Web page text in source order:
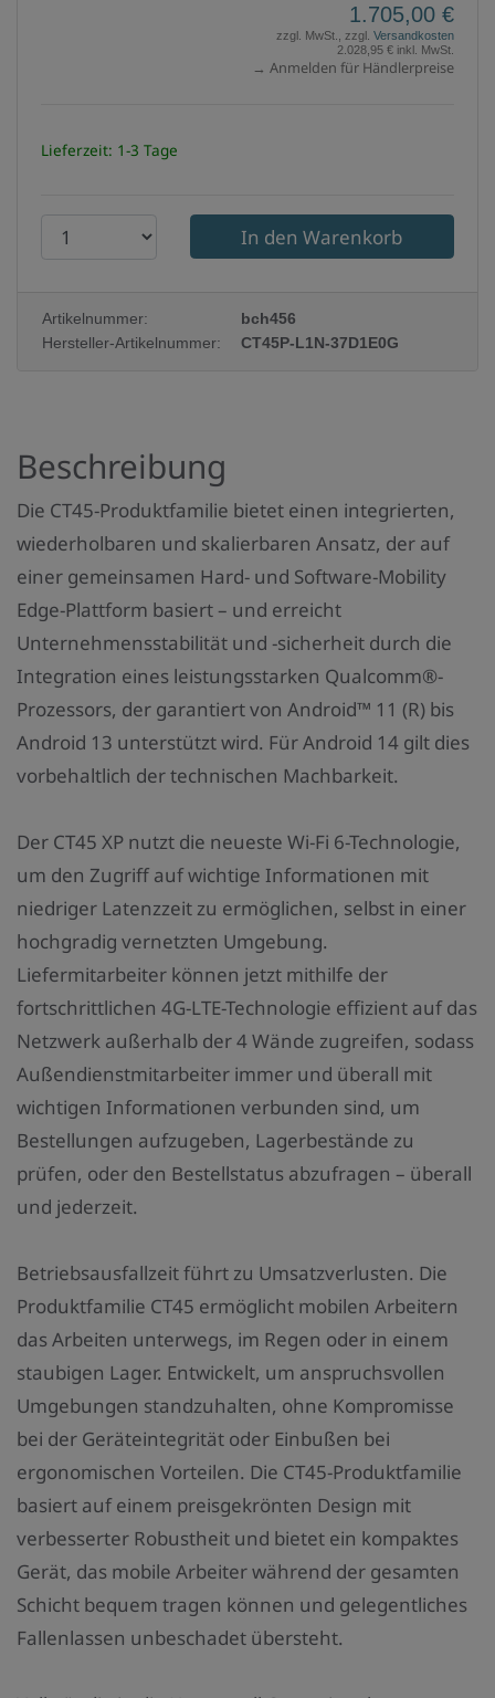
1.705,00 €
zzgl. MwSt., zzgl. Versandkosten
2.028,95 € inkl. MwSt.
→ Anmelden für Händlerpreise
Lieferzeit: 1-3 Tage
r
d
a
l
Artikelnummer:
bch456
Hersteller-Artikelnummer:
CT45P-L1N-37D1E0G
Beschreibung
Die CT45-Produktfamilie bietet einen integrierten,
wiederholbaren und skalierbaren Ansatz, der auf
einer gemeinsamen Hard- und Software-Mobility
Edge-Plattform basiert – und erreicht
Unternehmensstabilität und -sicherheit durch die
Integration eines leistungsstarken Qualcomm®-
Prozessors, der garantiert von Android™ 11 (R) bis
Android 13 unterstützt wird. Für Android 14 gilt dies
vorbehaltlich der technischen Machbarkeit.
Der CT45 XP nutzt die neueste Wi-Fi 6-Technologie,
um den Zugriff auf wichtige Informationen mit
niedriger Latenzzeit zu ermöglichen, selbst in einer
hochgradig vernetzten Umgebung.
Liefermitarbeiter können jetzt mithilfe der
fortschrittlichen 4G-LTE-Technologie effizient auf das
Netzwerk außerhalb der 4 Wände zugreifen, sodass
Außendienstmitarbeiter immer und überall mit
wichtigen Informationen verbunden sind, um
Bestellungen aufzugeben, Lagerbestände zu
prüfen, oder den Bestellstatus abzufragen – überall
und jederzeit.
Betriebsausfallzeit führt zu Umsatzverlusten. Die
Produktfamilie CT45 ermöglicht mobilen Arbeitern
das Arbeiten unterwegs, im Regen oder in einem
staubigen Lager. Entwickelt, um anspruchsvollen
Umgebungen standzuhalten, ohne Kompromisse
bei der Geräteintegrität oder Einbußen bei
ergonomischen Vorteilen. Die CT45-Produktfamilie
basiert auf einem preisgekrönten Design mit
verbesserter Robustheit und bietet ein kompaktes
Gerät, das mobile Arbeiter während der gesamten
Schicht bequem tragen können und gelegentliches
Fallenlassen unbeschadet übersteht.